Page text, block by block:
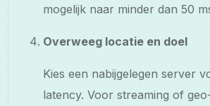
mogelijk naar minder dan 50
Overweeg locatie en doel
Kies een nabijgelegen server
latency. Voor streaming of